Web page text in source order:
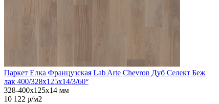
Паркет Елка Французская Lab Arte Chevron Дуб Селект Беж
лак 400/328х125х14/3/60°
328-400х125х14 мм
10 122 р/м2